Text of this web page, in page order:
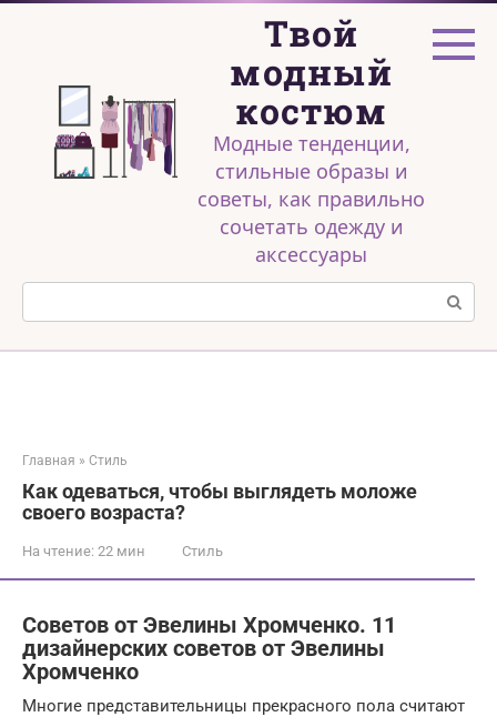
Перейти
Твой
модный
костюм
Модные тенденции,
стильные образы и
советы, как правильно
сочетать одежду и
аксессуары
Поиск:
Главная » Стиль
Как одеваться, чтобы выглядеть моложе
своего возраста?
На чтение: 22 мин Стиль
Советов от Эвелины Хромченко. 11
дизайнерских советов от Эвелины
Хромченко
Многие представительницы прекрасного пола считают